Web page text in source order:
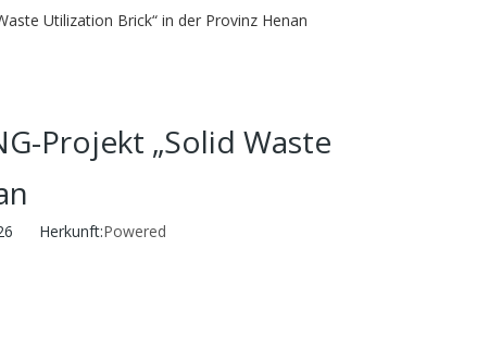
Utilization Brick“ in der Provinz Henan
Projekt „Solid Waste
26 Herkunft:Powered